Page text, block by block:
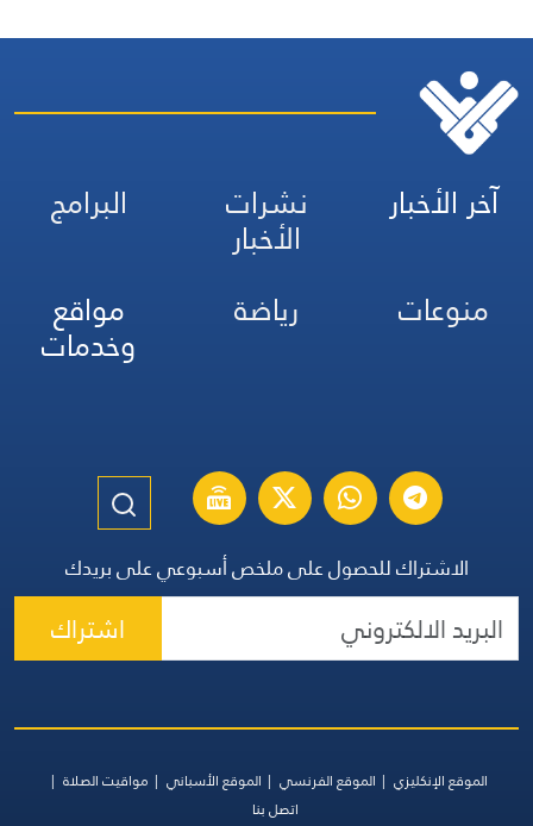
آخر الأخبار نشرات
الأخبار
البرامج
منوعات
رياضة مواقع
وخدمات
الاشتراك للحصول على ملخص أسبوعي على بريدك
اشتراك
الموقع الإنكليزي الموقع الفرنسي الموقع الأسباني
مواقيت الصلاة
اتصل بنا